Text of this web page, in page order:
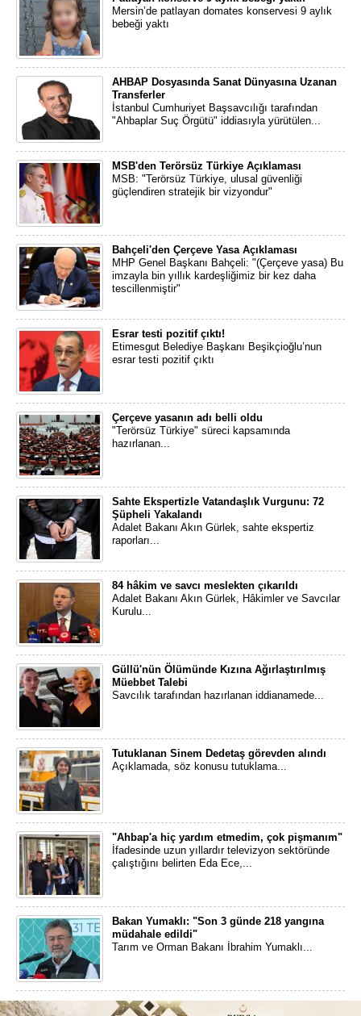
Mersin’de patlayan domates konservesi 9 aylık
bebeği yaktı
AHBAP Dosyasında Sanat Dünyasına Uzanan
Transferler
İstanbul Cumhuriyet Başsavcılığı tarafından
"Ahbaplar Suç Örgütü" iddiasıyla yürütülen...
MSB'den Terörsüz Türkiye Açıklaması
MSB: "Terörsüz Türkiye, ulusal güvenliği
güçlendiren stratejik bir vizyondur"
Bahçeli'den Çerçeve Yasa Açıklaması
MHP Genel Başkanı Bahçeli: "(Çerçeve yasa) Bu
imzayla bin yıllık kardeşliğimiz bir kez daha
tescillenmiştir"
Esrar testi pozitif çıktı!
Etimesgut Belediye Başkanı Beşikçioğlu’nun
esrar testi pozitif çıktı
Çerçeve yasanın adı belli oldu
"Terörsüz Türkiye" süreci kapsamında
hazırlanan...
Sahte Ekspertizle Vatandaşlık Vurgunu: 72
Şüpheli Yakalandı
Adalet Bakanı Akın Gürlek, sahte ekspertiz
raporları...
84 hâkim ve savcı meslekten çıkarıldı
Adalet Bakanı Akın Gürlek, Hâkimler ve Savcılar
Kurulu...
Güllü'nün Ölümünde Kızına Ağırlaştırılmış
Müebbet Talebi
Savcılık tarafından hazırlanan iddianamede...
Tutuklanan Sinem Dedetaş görevden alındı
Açıklamada, söz konusu tutuklama...
"Ahbap'a hiç yardım etmedim, çok pişmanım"
İfadesinde uzun yıllardır televizyon sektöründe
çalıştığını belirten Eda Ece,...
Bakan Yumaklı: "Son 3 günde 218 yangına
müdahale edildi"
Tarım ve Orman Bakanı İbrahim Yumaklı...